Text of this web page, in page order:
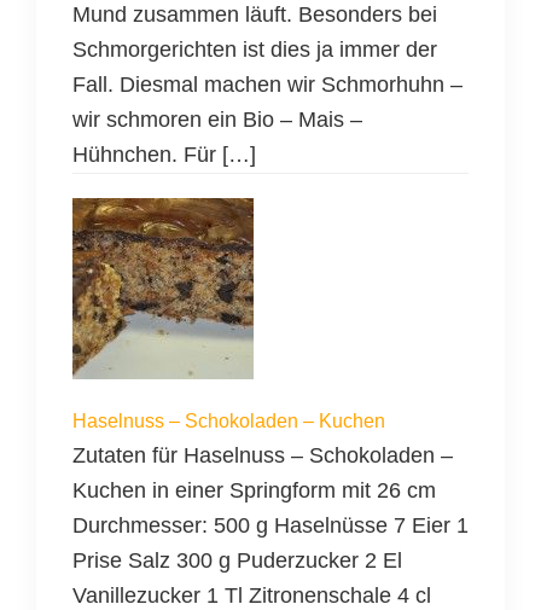
Mund zusammen läuft. Besonders bei
Schmorgerichten ist dies ja immer der
Fall. Diesmal machen wir Schmorhuhn –
wir schmoren ein Bio – Mais –
Hühnchen. Für […]
Haselnuss – Schokoladen – Kuchen
Zutaten für Haselnuss – Schokoladen –
Kuchen in einer Springform mit 26 cm
Durchmesser: 500 g Haselnüsse 7 Eier 1
Prise Salz 300 g Puderzucker 2 El
Vanillezucker 1 Tl Zitronenschale 4 cl